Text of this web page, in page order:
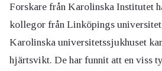
Forskare från Karolinska Institutet
kollegor från Linköpings
Karolinska universitetssjukhuset
hjärtsvikt. De har funnit att en viss